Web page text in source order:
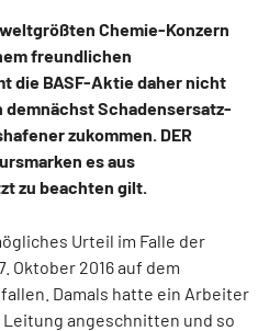
Chemie-Konzern
freundlichen
die BASF-Aktie daher nicht
demnächst Schadensersatz-
zukommen. DER
es aus
zu beachten gilt.
Urteil im Falle der
Oktober 2016 auf dem
Damals hatte ein Arbeiter
angeschnitten und so